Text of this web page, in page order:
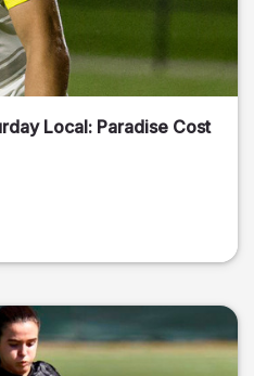
Local: Paradise Cost